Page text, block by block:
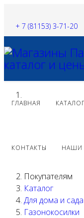
+ 7 (81153) 3-71-20
ГЛАВНАЯ КАТАЛОГ
КОНТАКТЫ НАШИ
Покупателям
Каталог
Для дома и сада
Газонокосилки